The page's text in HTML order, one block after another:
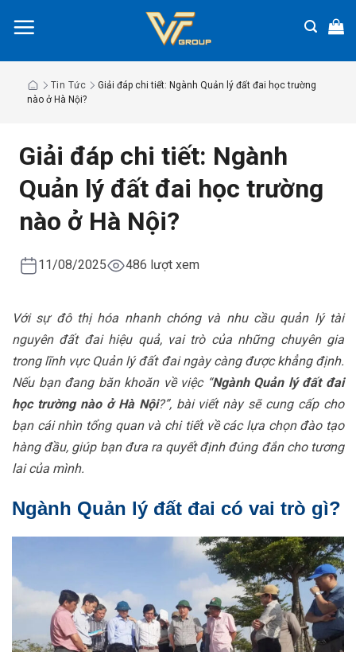
đến
dung
Tin Tức
Giải đáp chi tiết: Ngành Quản lý đất đai học trường
nào ở Hà Nội?
Giải đáp chi tiết: Ngành
Quản lý đất đai học trường
nào ở Hà Nội?
11/08/2025 486 lượt xem
Với sự đô thị hóa nhanh chóng và nhu cầu quản lý tài
nguyên đất đai hiệu quả, vai trò của những chuyên gia
trong lĩnh vực Quản lý đất đai ngày càng được khẳng định.
Nếu bạn đang băn khoăn về việc “Ngành Quản lý đất đai
học trường nào ở Hà Nội?”, bài viết này sẽ cung cấp cho
bạn cái nhìn tổng quan và chi tiết về các lựa chọn đào tạo
hàng đầu, giúp bạn đưa ra quyết định đúng đắn cho tương
lai của mình.
Ngành Quản lý đất đai có vai trò gì?